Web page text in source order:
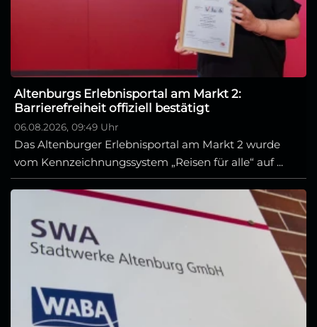
Altenburgs Erlebnisportal am Markt 2:
Barrierefreiheit offiziell bestätigt
06.08.2026, 09:49 Uhr
Das Altenburger Erlebnisportal am Markt 2 wurde
vom Kennzeichnungssystem „Reisen für alle“ auf ...